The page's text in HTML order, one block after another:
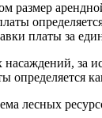
размер
платы за
за
лесных